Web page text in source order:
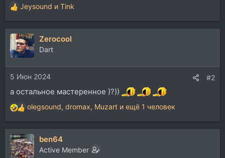
Р
е
а
к
ц
и
и
:
Jeysound и Tink
Zerocool
Dart
5 Июн 2024 #2
а остальное мастеренное )?))
Р
е
а
к
ц
olegsound, dromax, Muzart и ещё 1 человек
ben64
Active Member